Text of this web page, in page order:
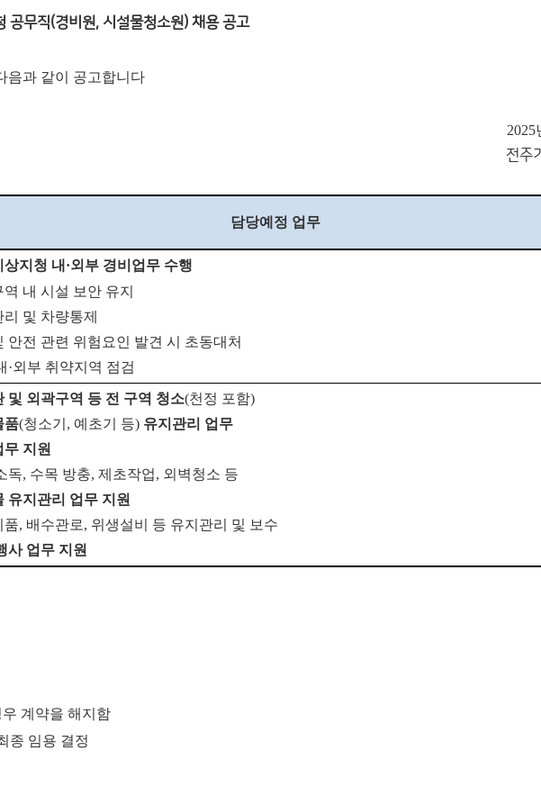
공무직(경비원, 시설물청소원) 채용 공고
음과 같이 공고합니다
2025
전주
담당예정 업무
상지청 내 ·외부 경비업무 수행
역 내 시설 보안 유지
리 및 차량통제
안전 관련 위험요인 발견 시 초동대처
·외부 취약지역 점검
및 외곽구역 등 전 구역 청소(천정 포함)
품(청소기 , 예초기 등) 유지관리 업무
무 지원
독, 수목 방충, 제초작업, 외벽청소 등
유지관리 업무 지원
품, 배수관로, 위생설비 등 유지관리 및 보수
사 업무 지원
계약을 해지함
종 임용 결정